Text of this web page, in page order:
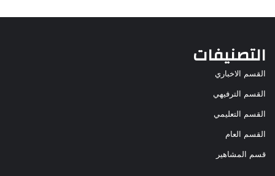
التصنيفات
القسم الاخباري
القسم الترفيهي
القسم التعليمي
القسم العام
قسم المشاهير